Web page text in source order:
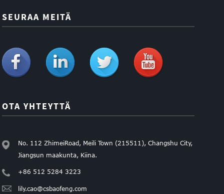
SEURAA MEITÄ
OTA YHTEYTTÄ
No. 112 ZhimeiRoad, Meili Town (215511), Changshu City,
Jiangsun maakunta, Kiina.
+86 512 5284 3223
lily.cao@csbaofeng.com